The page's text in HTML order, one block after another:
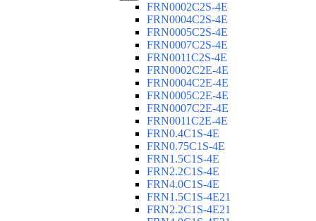
FRN0002C2S-4E
FRN0004C2S-4E
FRN0005C2S-4E
FRN0007C2S-4E
FRN0011C2S-4E
FRN0002C2E-4E
FRN0004C2E-4E
FRN0005C2E-4E
FRN0007C2E-4E
FRN0011C2E-4E
FRN0.4C1S-4E
FRN0.75C1S-4E
FRN1.5C1S-4E
FRN2.2C1S-4E
FRN4.0C1S-4E
FRN1.5C1S-4E21
FRN2.2C1S-4E21